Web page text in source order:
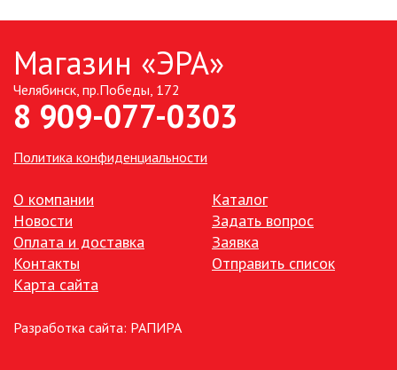
Магазин «ЭРА»
Челябинск, пр.Победы, 172
8 909-077-0303
Политика конфиденциальности
О компании
Новости
Оплата и доставка
Контакты
Карта сайта
Каталог
Задать вопрос
Заявка
Отправить список
Разработка сайта: РАПИРА